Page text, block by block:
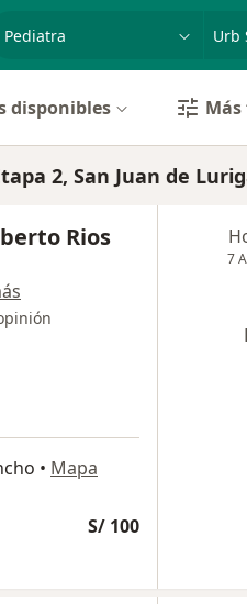
disponibles
2, San Juan de
Rios
• Mapa
S/ 100
7